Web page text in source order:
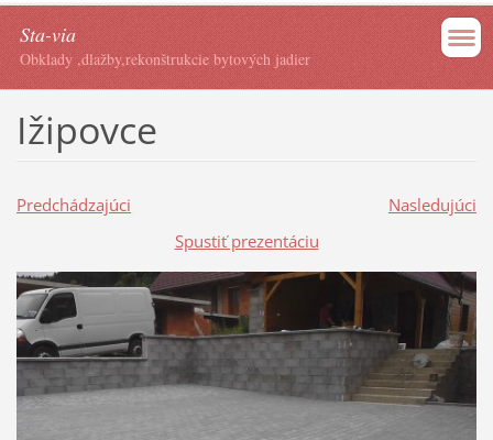
Sta-via
Obklady ,dlažby,rekonštrukcie bytových jadier
Ižipovce
Predchádzajúci
Nasledujúci
Spustiť prezentáciu